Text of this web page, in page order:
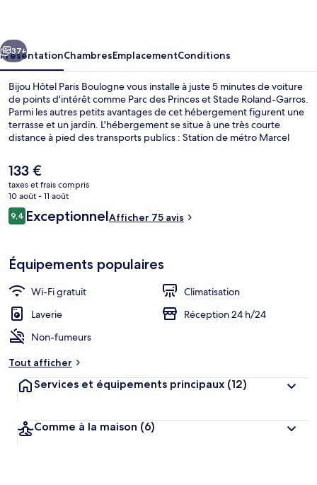
Suivant
37+
PrésentationChambresEmplacementConditions
Bijou Hôtel Paris Boulogne vous installe à juste 5 minutes de voiture
de points d'intérêt comme Parc des Princes et Stade Roland-Garros.
Parmi les autres petits avantages de cet hébergement figurent une
terrasse et un jardin. L'hébergement se situe à une très courte
distance à pied des transports publics : Station de métro Marcel
Le
prix
actuel
est
de
133 €
taxes et frais compris
10 août - 11 août
Avis
voyageurs
9,49,4 sur 10
ExceptionnelAfficher 75 avis
Équipements populaires
Wi-Fi gratuit
Climatisation
Laverie
Réception 24 h/24
Non-fumeurs
Tout afficher
Services et équipements principaux (12)
Comme à la maison (6)